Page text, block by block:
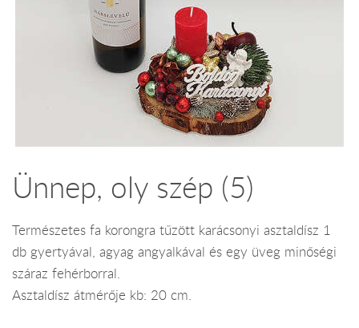
Ünnep, oly szép (5)
Természetes fa korongra tűzött karácsonyi asztaldísz 1
db gyertyával, agyag angyalkával és egy üveg minőségi
száraz fehérborral.
Asztaldísz átmérője kb: 20 cm.